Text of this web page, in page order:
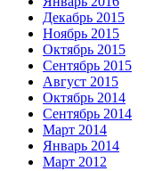
Декабрь 2015
Ноябрь 2015
Октябрь 2015
Сентябрь 2015
Август 2015
Октябрь 2014
Сентябрь 2014
Март 2014
Январь 2014
Март 2012